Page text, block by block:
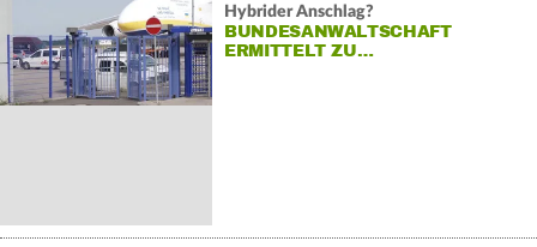
Hybrider Anschlag?
BUNDESANWALTSCHAFT
ERMITTELT ZU…